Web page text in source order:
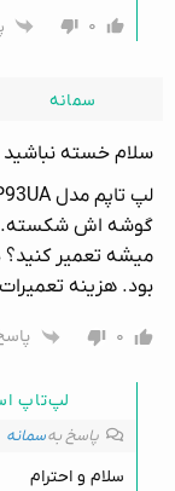
۰
سمانه
سلام خسته نباشید
گوشه اش شکسته.
میشه تعمیر کنید؟
بود. هزینه
۰
لپ‌تاپ
پاسخ بهسمانه
سلام و احترام